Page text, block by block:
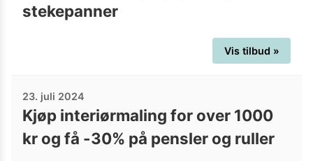
stekepanner
Vis tilbud »
23. juli 2024
Kjøp interiørmaling for over 1000
kr og få -30% på pensler og ruller